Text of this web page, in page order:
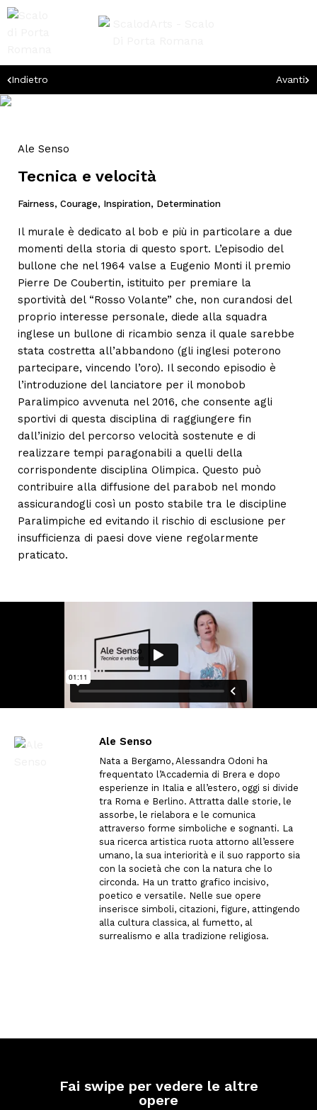
Indietro Avanti
Ale Senso
Tecnica e velocità
Fairness, Courage, Inspiration, Determination
Il murale è dedicato al bob e più in particolare a due
momenti della storia di questo sport. L’episodio del
bullone che nel 1964 valse a Eugenio Monti il premio
Pierre De Coubertin, istituito per premiare la
sportività del “Rosso Volante” che, non curandosi del
proprio interesse personale, diede alla squadra
inglese un bullone di ricambio senza il quale sarebbe
stata costretta all’abbandono (gli inglesi poterono
partecipare, vincendo l’oro). Il secondo episodio è
l’introduzione del lanciatore per il monobob
Paralimpico avvenuta nel 2016, che consente agli
sportivi di questa disciplina di raggiungere fin
dall’inizio del percorso velocità sostenute e di
realizzare tempi paragonabili a quelli della
corrispondente disciplina Olimpica. Questo può
contribuire alla diffusione del parabob nel mondo
assicurandogli così un posto stabile tra le discipline
Paralimpiche ed evitando il rischio di esclusione per
insufficienza di paesi dove viene regolarmente
praticato.
Ale Senso
Nata a Bergamo, Alessandra Odoni ha
frequentato l’Accademia di Brera e dopo
esperienze in Italia e all’estero, oggi si divide
tra Roma e Berlino. Attratta dalle storie, le
assorbe, le rielabora e le comunica
attraverso forme simboliche e sognanti. La
sua ricerca artistica ruota attorno all’essere
umano, la sua interiorità e il suo rapporto sia
con la società che con la natura che lo
circonda. Ha un tratto grafico incisivo,
poetico e versatile. Nelle sue opere
inserisce simboli, citazioni, figure, attingendo
alla cultura classica, al fumetto, al
surrealismo e alla tradizione religiosa.
Fai swipe per vedere le altre
opere